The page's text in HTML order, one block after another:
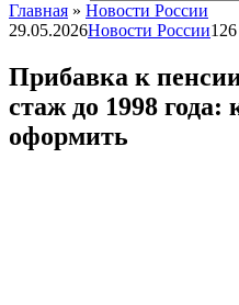
Главная » Новости России
29.05.2026Новости России126
Прибавка к
стаж до 1998
оформить